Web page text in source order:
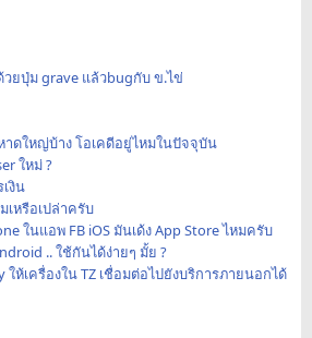
ยปุ่ม grave แล้วbugกับ ข.ไข่
าดใหญ่บ้าง โอเคดีอยู่ไหมในปัจจุบัน
ใหม่ ?
งิน
หรือเปล่าครับ
ในแอพ FB iOS มันเด้ง App Store ไหมครับ
.. ใช้กันได้ง่ายๆ มั้ย ?
ให้เครื่องใน TZ เชื่อมต่อไปยังบริการภายนอกได้